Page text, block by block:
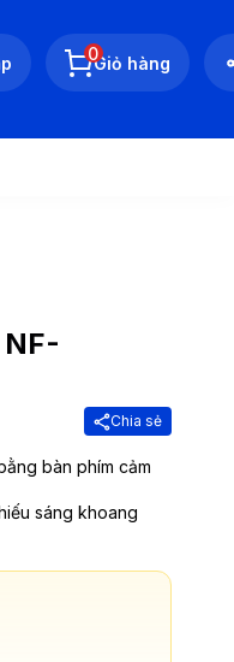
0Giỏ hàng
Chia sẻ
bàn phím cảm
sáng khoang